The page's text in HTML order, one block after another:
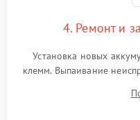
4. Ремонт и
Установка новых
клемм. Выпаивание
цепи зарядки и
Восстановление